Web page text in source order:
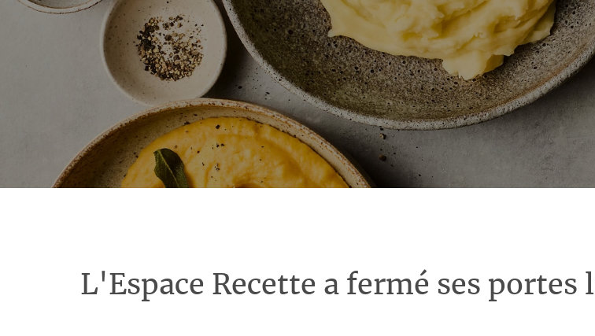
L'Espace Recette a fermé ses portes